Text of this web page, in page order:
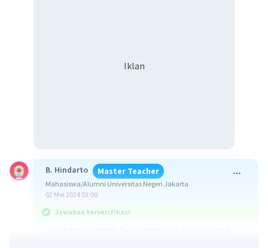
Iklan
B. Hindarto Master Teacher
Mahasiswa/Alumni Universitas Negeri Jakarta
02 Mei 2024 03:00
Jawaban terverifikasi